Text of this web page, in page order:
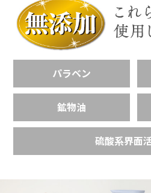
パラベン
鉱物油
硫酸系界面